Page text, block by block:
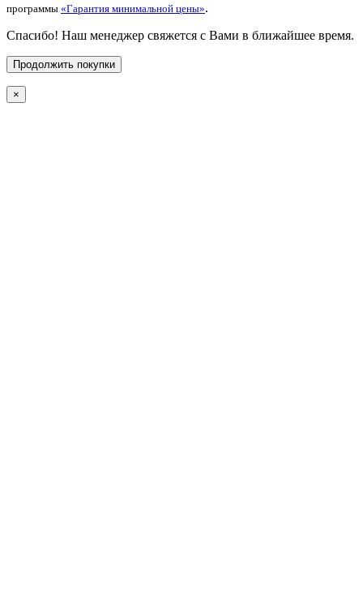
программы «Гарантия минимальной цены».
Спасибо! Наш менеджер свяжется с Вами в ближайшее время.
Продолжить покупки
×